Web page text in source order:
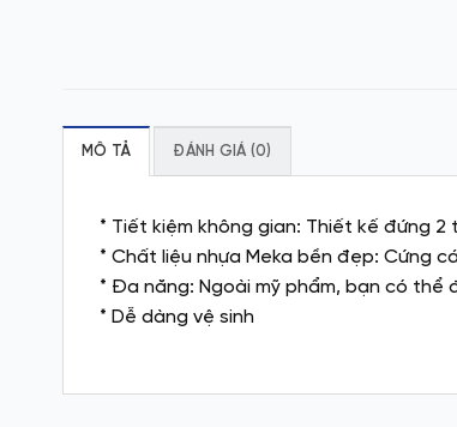
MÔ TẢ ĐÁNH GIÁ (0)
* Tiết kiệm không gian: Thiết kế đứng
* Chất liệu nhựa Meka bền đẹp: Cứng
* Đa năng: Ngoài mỹ phẩm, bạn có thể
* Dễ dàng vệ sinh